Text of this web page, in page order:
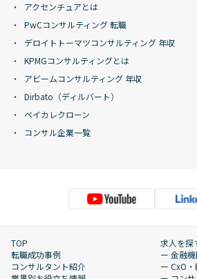
アクセンチュアとは
PwCコンサルティング 転職
デロイトトーマツコンサルティング 年収
KPMGコンサルティングとは
アビームコンサルティング 年収
Dirbato（ディルバート）
ベイカレクローン
コンサル企業一覧
TOP
転職成功事例
コンサルタント紹介
求人を探
ー 金融
ー CxO